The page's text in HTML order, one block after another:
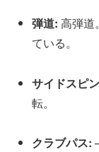
弾道: 高弾道。
ている。
サイ ドスピン
転。
クラブパス: